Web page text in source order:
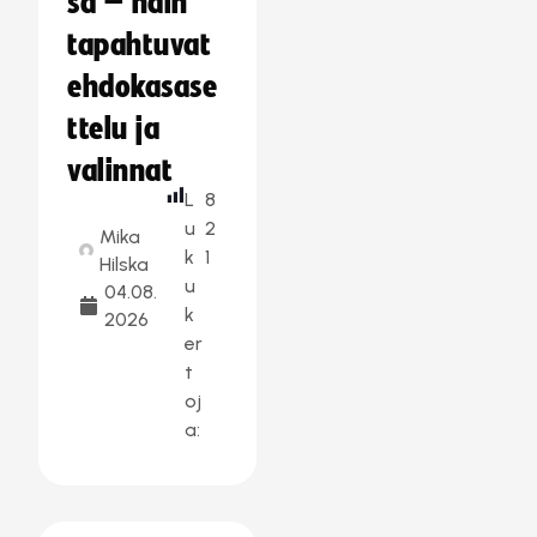
tapahtuvat
ehdokasase
ttelu ja
valinnat
Mika
Hilska
04.08.
2026
L
u
k
u
k
er
t
oj
a:
8
2
1